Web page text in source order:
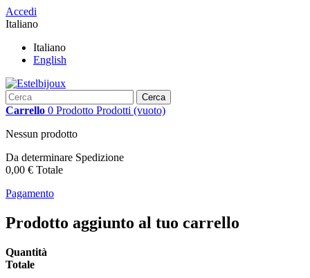
Accedi
Italiano
Italiano
English
Cerca
Carrello 0 Prodotto Prodotti (vuoto)
Nessun prodotto
Da determinare Spedizione
0,00 € Totale
Pagamento
Prodotto aggiunto al tuo carrello
Quantità
Totale